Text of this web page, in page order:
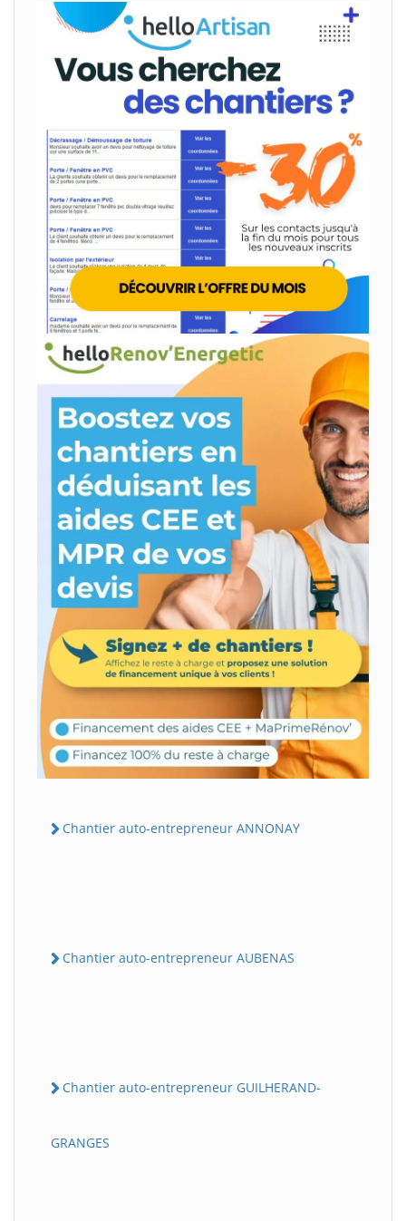
Chantier auto-entrepreneur ANNONAY
Chantier auto-entrepreneur AUBENAS
Chantier auto-entrepreneur GUILHERAND-
GRANGES